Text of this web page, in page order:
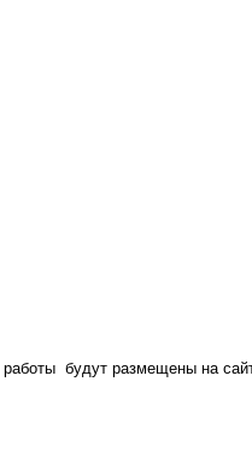
будут размещены на